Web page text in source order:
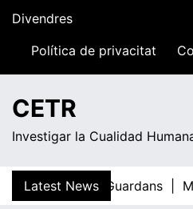
content
Divendres
20:18Política de privacitat
CETR
Investigar la Cualidad
Latest News
Teresa Guardans |